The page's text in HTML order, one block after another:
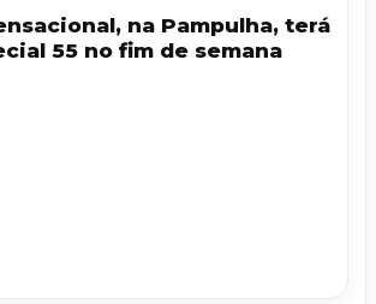
na Pampulha, terá
55 no fim de semana